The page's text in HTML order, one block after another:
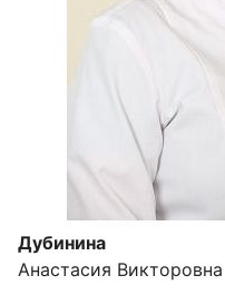
Дубинина
Анастасия Викторовна